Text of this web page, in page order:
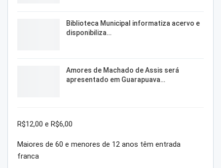
Biblioteca Municipal informatiza acervo e
disponibiliza…
Amores de Machado de Assis será
apresentado em Guarapuava…
R$12,00 e R$6,00
Maiores de 60 e menores de 12 anos têm entrada
franca